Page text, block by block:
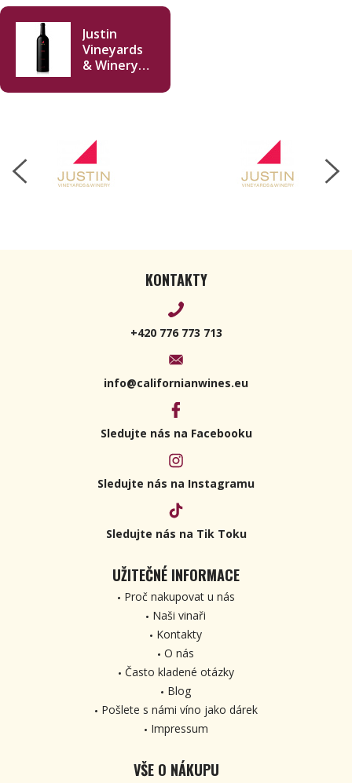
Justin
Vineyards
& Winery
Sauvignon
KONTAKTY
+420 776 773 713
info@californianwines.eu
Sledujte nás na Facebooku
Sledujte nás na Instagramu
Sledujte nás na Tik Toku
UŽITEČNÉ INFORMACE
Proč nakupovat u nás
Naši vinaři
Kontakty
O nás
Často kladené otázky
Blog
Pošlete s námi víno jako dárek
Impressum
VŠE O NÁKUPU